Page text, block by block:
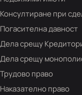
Консултиране при
Погасителна давност
Дела срещу
Дела срещу
Трудово право
Наказателно право